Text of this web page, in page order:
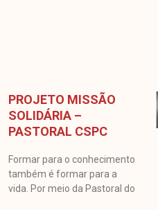
PROJETO MISSÃO
SOLIDÁRIA –
PASTORAL CSPC
Formar para o conhecimento
também é formar para a
vida. Por meio da Pastoral do